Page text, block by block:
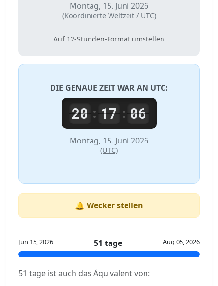
Montag, 15. Juni 2026
(Koordinierte Weltzeit / UTC)
Auf 12-Stunden-Format umstellen
DIE GENAUE ZEIT WAR AN UTC:
20: 17: 06
Montag, 15. Juni 2026
(UTC)
🔔 Wecker stellen
Jun 15, 2026 51 tage Aug 05, 2026
51 tage ist auch das Äquivalent von: